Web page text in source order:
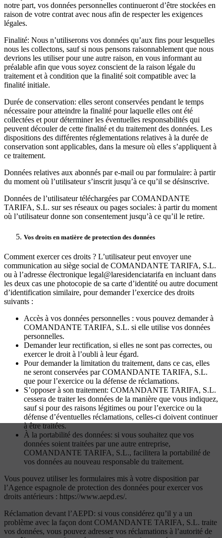
notre part, vos données personnelles continueront d’être stockées en
raison de votre contrat avec nous afin de respecter les exigences
légales.
Finalité: Nous n’utiliserons vos données qu’aux fins pour lesquelles
nous les collectons, sauf si nous pensons raisonnablement que nous
devrions les utiliser pour une autre raison, en vous informant au
préalable afin que vous soyez conscient de la raison légale du
traitement et à condition que la finalité soit compatible avec la
finalité initiale.
Durée de conservation: elles seront conservées pendant le temps
nécessaire pour atteindre la finalité pour laquelle elles ont été
collectées et pour déterminer les éventuelles responsabilités qui
peuvent découler de cette finalité et du traitement des données. Les
dispositions des différentes réglementations relatives à la durée de
conservation sont applicables, dans la mesure où elles s’appliquent à
ce traitement.
Données relatives aux abonnés par e-mail ou par formulaire: à partir
du moment où l’utilisateur s’inscrit jusqu’à ce qu’il se désinscrive.
Données de l’utilisateur téléchargées par COMANDANTE
TARIFA, S.L. sur ses réseaux ou pages sociales: à partir du moment
où l’utilisateur donne son consentement jusqu’à ce qu’il le retire.
Vos droits en matière de protection des données
Comment exercer ces droits ? L’utilisateur peut envoyer une
communication au siège social de COMANDANTE TARIFA, S.L.
ou à l’adresse électronique legal@laresidenciatarifa en incluant dans
les deux cas une photocopie de sa carte d’identité ou autre document
d’identification similaire, pour demander l’exercice des droits
suivants :
Accès à vos données personnelles : vous pouvez demander à
COMANDANTE TARIFA, S.L. si elle utilise vos données
personnelles.
Demander leur rectification, si elles ne sont pas correctes, ou
exercer le droit à l’oubli à leur égard.
Pour demander la limitation du traitement, dans ce cas, elles
ne seront conservées par COMANDANTE TARIFA, S.L.
que pour l’exercice ou la défense de réclamations.
S’opposer à son traitement: COMANDANTE TARIFA, S.L.
cessera de traiter les données de la manière que vous indiquez,
sauf si pour des raisons légitimes ou pour l’exercice ou la
défense d’éventuelles réclamations, celles-ci doivent continuer
à être traitées.
À la portabilité des données: si vous souhaitez que vos
données soient traitées par une autre entreprise,
COMANDANTE TARIFA, S.L., facilitera la portabilité de
vos données au nouveau responsable du traitement.
Vous pouvez utiliser les formulaires mis à votre disposition par
l’Agence espagnole de protection des données pour exercer vos
droits antérieurs : https://www.aepd.es/.
Réclamation devant l’AEPD: si vous considérez qu’il y a un
problème avec la façon dont COMANDANTE TARIFA, S.L. traite
vos données, vous pouvez adresser vos réclamations à l’autorité de